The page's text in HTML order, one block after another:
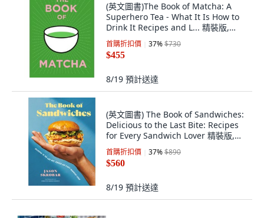
(英文圖書)The Book of Matcha: A
Superhero Tea - What It Is How to
Drink It Recipes and L... 精裝版,
White Lion Publishing, 英文
首購折扣價 37%$730
$455
8/19 預計送達
(英文圖書) The Book of Sandwiches:
Delicious to the Last Bite: Recipes
for Every Sandwich Lover 精裝版,
Appetite by Random House, 英文
首購折扣價 37%$890
$560
8/19 預計送達